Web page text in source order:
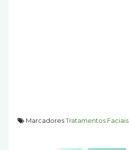
MarcadoresTratamentos Faciais